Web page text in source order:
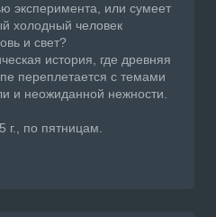
эксперимента, или сумеет
холодный человек
и свет?
история, где древняя
переплетается с темами
и неожиданной нежности.
г., по пятницам.